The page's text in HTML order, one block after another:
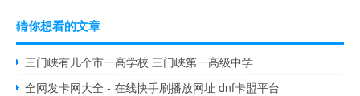
猜你想看的文章
三门峡有几个市一高学校 三门峡第一高级中学
全网发卡网大全 - 在线快手刷播放网址 dnf卡盟平台